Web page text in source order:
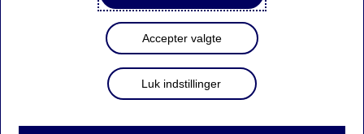
Kommentar til medieomtale
af Nordea Luxembourg og
skatteunddragelse
Accepter valgte
Luk indstillinger